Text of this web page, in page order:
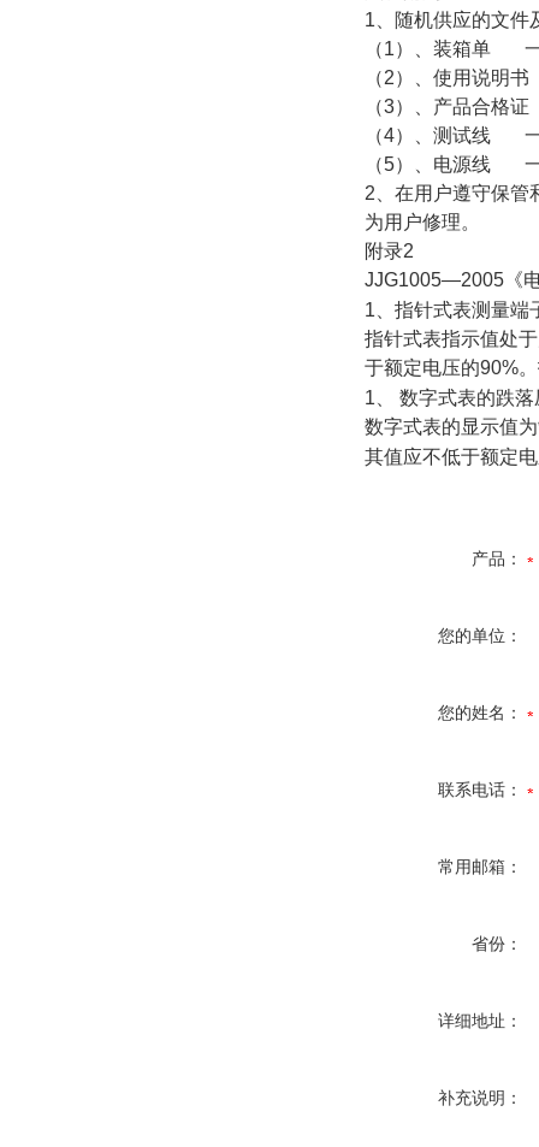
1、随机供应的文件
（1）、装箱单
（2）、使用说明
（3）、产品合格
（4）、测试线
（5）、电源线
2、在用户遵守保管
为用户修理。
附录2
JJG1005—2005《
1、指针式表测量端
指针式表指示值处
于额定电压的90%
1、 数字式表的跌
数字式表的显示值
其值应不低于额定
产品：
您的单位：
您的姓名：
联系电话：
常用邮箱：
省份：
详细地址：
补充说明：